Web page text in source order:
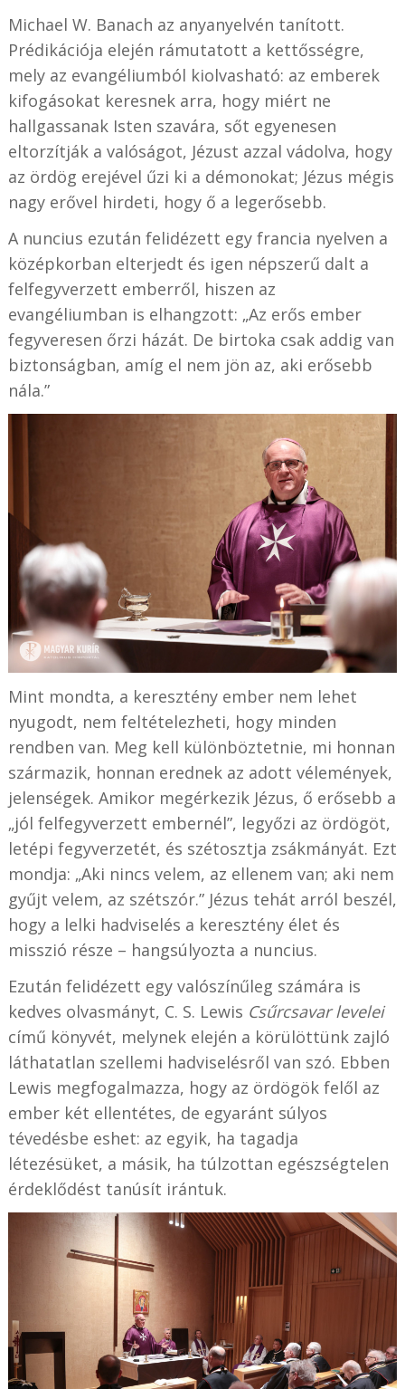
Michael W. Banach az anyanyelvén tanított.
Prédikációja elején rámutatott a kettősségre,
mely az evangéliumból kiolvasható: az emberek
kifogásokat keresnek arra, hogy miért ne
hallgassanak Isten szavára, sőt egyenesen
eltorzítják a valóságot, Jézust azzal vádolva, hogy
az ördög erejével űzi ki a démonokat; Jézus mégis
nagy erővel hirdeti, hogy ő a legerősebb.
A nuncius ezután felidézett egy francia nyelven a
középkorban elterjedt és igen népszerű dalt a
felfegyverzett emberről, hiszen az
evangéliumban is elhangzott: „Az erős ember
fegyveresen őrzi házát. De birtoka csak addig van
biztonságban, amíg el nem jön az, aki erősebb
nála.”
Mint mondta, a keresztény ember nem lehet
nyugodt, nem feltételezheti, hogy minden
rendben van. Meg kell különböztetnie, mi honnan
származik, honnan erednek az adott vélemények,
jelenségek. Amikor megérkezik Jézus, ő erősebb a
„jól felfegyverzett embernél”, legyőzi az ördögöt,
letépi fegyverzetét, és szétosztja zsákmányát. Ezt
mondja: „Aki nincs velem, az ellenem van; aki nem
gyűjt velem, az szétszór.” Jézus tehát arról beszél,
hogy a lelki hadviselés a keresztény élet és
misszió része – hangsúlyozta a nuncius.
Ezután felidézett egy valószínűleg számára is
kedves olvasmányt, C. S. Lewis Csűrcsavar levelei
című könyvét, melynek elején a körülöttünk zajló
láthatatlan szellemi hadviselésről van szó. Ebben
Lewis megfogalmazza, hogy az ördögök felől az
ember két ellentétes, de egyaránt súlyos
tévedésbe eshet: az egyik, ha tagadja
létezésüket, a másik, ha túlzottan egészségtelen
érdeklődést tanúsít irántuk.